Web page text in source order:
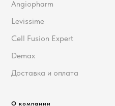
Angiopharm
Levissime
Cell Fusion Expert
Demax
Доставка и оплата
О компании